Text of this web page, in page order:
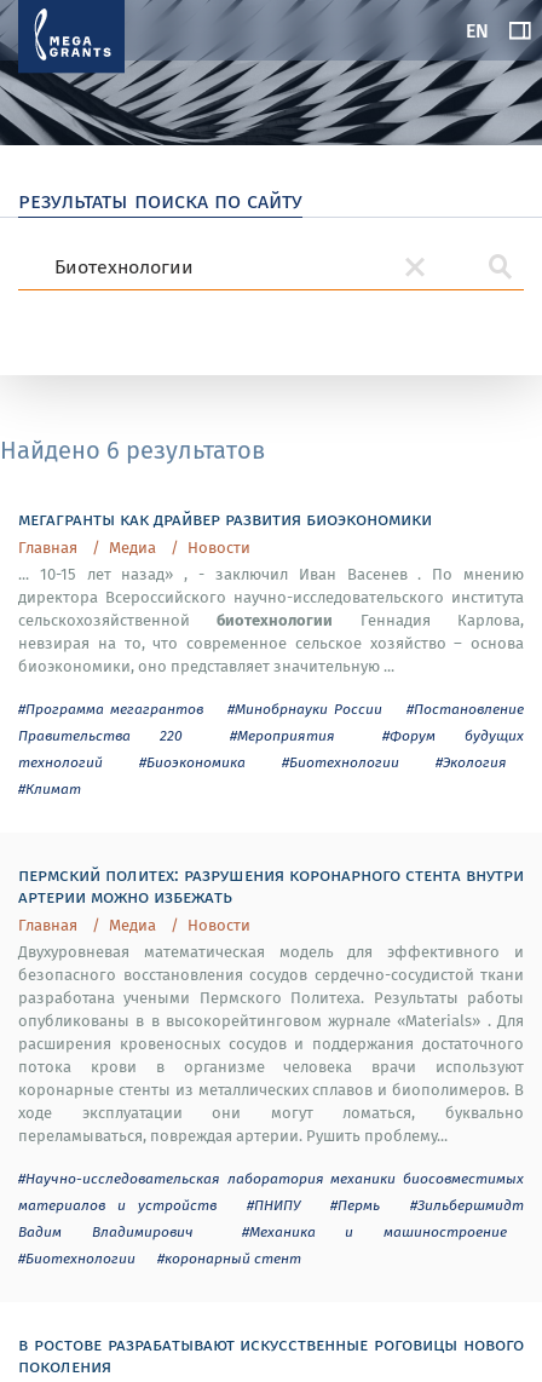
EN
результаты поиска по сайту
Найдено 6 результатов
мегагранты как драйвер развития биоэкономики
Главная Медиа
Новости
... 10-15 лет назад» , - заключил Иван Васенев . По мнению
директора Всероссийского научно-исследовательского института
сельскохозяйственнойбиотехнологии Геннадия Карлова,
невзирая на то, что современное сельское хозяйство – основа
биоэкономики, оно представляет значительную ...
#Программа мегагрантов #Минобрнауки России
#Постановление
Правительства 220
#Мероприятия
#Форум будущих
технологий
#Биоэкономика #Биотехнологии
#Экология
#Климат
пермский политех: разрушения коронарного стента внутри
артерии можно избежать
Главная Медиа
Новости
Двухуровневая математическая модель для эффективного и
безопасного восстановления сосудов сердечно-сосудистой ткани
разработана учеными Пермского Политеха. Результаты работы
опубликованы в в высокорейтинговом журнале «Materials» . Для
расширения кровеносных сосудов и поддержания достаточного
потока крови в организме человека врачи используют
коронарные стенты из металлических сплавов и биополимеров. В
ходе эксплуатации они могут ломаться, буквально
переламываться, повреждая артерии. Рушить проблему...
#Научно-исследовательская лаборатория механики биосовместимых
материалов и устройств
#ПНИПУ #Пермь
#Зильбершмидт
Вадим Владимирович
#Механика и машиностроение
#Биотехнологии
#коронарный стент
в ростове разрабатывают искусственные роговицы нового
поколения